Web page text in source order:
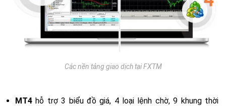
Các nền tảng giao dịch tại FXTM
MT4 hỗ trợ 3 biểu đồ giá, 4 loại lệnh chờ, 9 khung thời